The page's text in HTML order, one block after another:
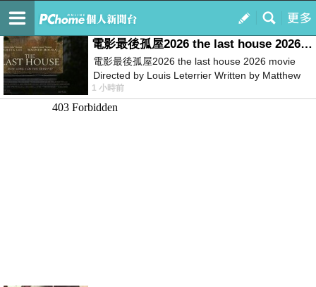
我的
最新文章
電影最後孤屋2026 the last house 2026 movie
電影最後孤屋2026 the last house 2026 movie
Directed by Louis Leterrier Written by Matthew
Robinson Starring Greta Lee Wa
1 小時前